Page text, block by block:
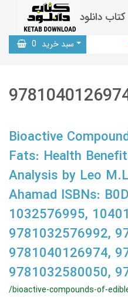
کتاب دانلود
سبد خرید 0
Bioactive
Fats: Health
Analysis by Leo
Ahamad ISBNs:
1032576995,
9781032576992,
9781040126974,
9781032580050,
/bioactive-compounds-of-